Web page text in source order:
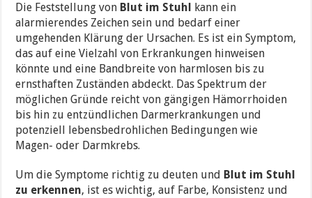
Die Feststellung von Blut im Stuhl kann ein
alarmierendes Zeichen sein und bedarf einer
umgehenden Klärung der Ursachen. Es ist ein Symptom,
das auf eine Vielzahl von Erkrankungen hinweisen
könnte und eine Bandbreite von harmlosen bis zu
ernsthaften Zuständen abdeckt. Das Spektrum der
möglichen Gründe reicht von gängigen Hämorrhoiden
bis hin zu entzündlichen Darmerkrankungen und
potenziell lebensbedrohlichen Bedingungen wie
Magen- oder Darmkrebs.
Um die Symptome richtig zu deuten und Blut im Stuhl
zu erkennen, ist es wichtig, auf Farbe, Konsistenz und